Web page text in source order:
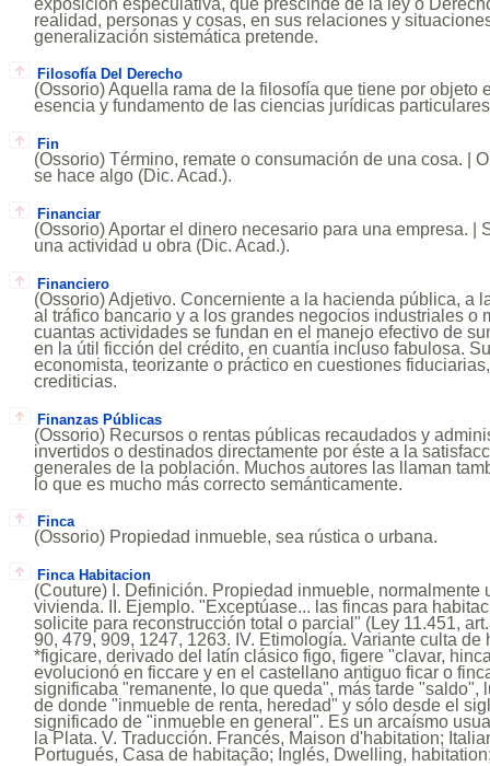
realidad, personas y cosas, en sus relaciones y
generalización sistemática pretende.
Filosofía Del Derecho
(Ossorio) Aquella rama de la filosofía que tiene por objeto
esencia y fundamento de las ciencias jurídicas
Fin
(Ossorio) Término, remate o consumación de una cosa. |
se hace algo (Dic. Acad.).
Financiar
(Ossorio) Aportar el dinero necesario para una empresa. |
una actividad u obra (Dic. Acad.).
Financiero
(Ossorio) Adjetivo. Concerniente a la hacienda pública, a
al tráfico bancario y a los grandes negocios industriales o
cuantas actividades se fundan en el manejo efectivo de
en la útil ficción del crédito, en cuantía incluso fabulosa.
economista, teorizante o práctico en cuestiones
crediticias.
Finanzas Públicas
(Ossorio) Recursos o rentas públicas recaudados y
invertidos o destinados directamente por éste a la
generales de la población. Muchos autores las llaman
lo que es mucho más correcto semánticamente.
Finca
(Ossorio) Propiedad inmueble, sea rústica o urbana.
Finca Habitacion
(Couture) I. Definición. Propiedad inmueble, normalmente
vivienda. II. Ejemplo. "Exceptúase... las fincas para
solicite para reconstrucción total o parcial" (Ley 11.451,
90, 479, 909, 1247, 1263. IV. Etimología. Variante culta de
*figicare, derivado del latín clásico figo, figere "clavar,
evolucionó en ficcare y en el castellano antiguo ficar o
significaba "remanente, lo que queda", más tarde "saldo",
de donde "inmueble de renta, heredad" y sólo desde el
significado de "inmueble en general". Es un arcaísmo
la Plata. V. Traducción. Francés, Maison d'habitation;
Portugués, Casa de habitação; Inglés, Dwelling,